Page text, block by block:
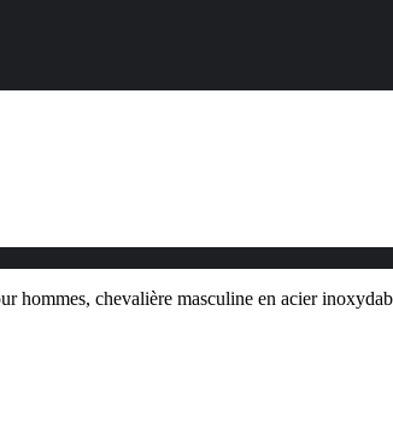
hommes, chevalière masculine en acier